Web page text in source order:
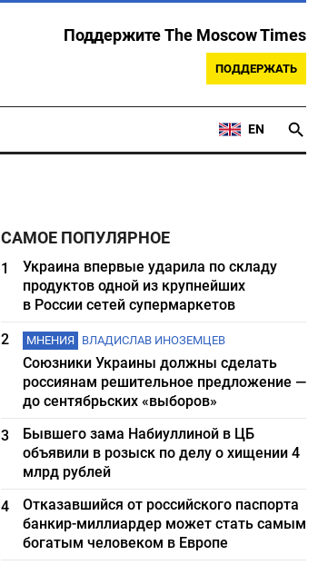
Поддержите The Moscow Times
ПОДДЕРЖАТЬ
EN
САМОЕ ПОПУЛЯРНОЕ
1
Украина впервые ударила по складу
продуктов одной из крупнейших
в России сетей супермаркетов
2
МНЕНИЯ ВЛАДИСЛАВ ИНОЗЕМЦЕВ
Союзники Украины должны сделать
россиянам решительное предложение —
до сентябрьских «выборов»
3
Бывшего зама Набиуллиной в ЦБ
объявили в розыск по делу о хищении 4
млрд рублей
4
Отказавшийся от российского паспорта
банкир-миллиардер может стать самым
богатым человеком в Европе